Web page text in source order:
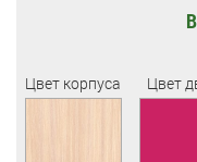
Цвет корпуса Цвет